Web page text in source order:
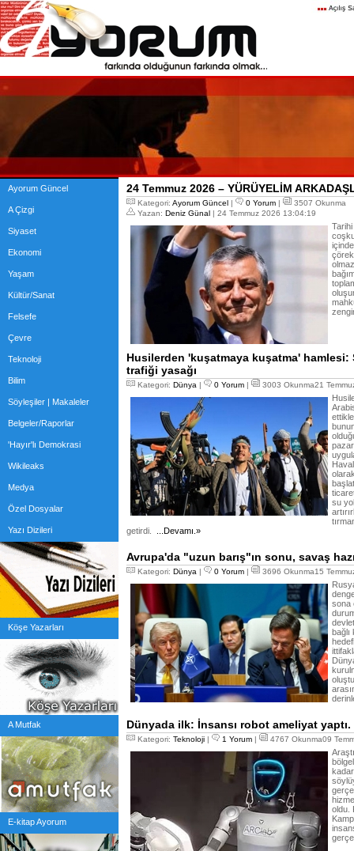
Ayorum Güncel
A Çizgi
Siyaset
Ekonomi
Yaşam
Kültür/Sanat
Felsefe
Çevre
Teknoloji
Bilim
Söyleşiler | Makaleler
Belgeler/Raporlar
'Hayır'lı Demokrasi
Wikileaks
Medya
Özel Dosyalar
Yazı Dizileri
Köşe Yazarları
A Mutfak
E-kitap Ayorum
24 Temmuz 2026 – YÜRÜYELİM
Kategori: Ayorum Güncel | 0 Yorum |
3507 Okunma
Yazan: Deniz Günal | 24 Temmuz 2026 13:04:19
Husilerden 'kuşatmaya kuşatma'
trafiği yasağı
Kategori: Dünya | 0 Yorum | 3003 Okunma21
su
getirdi.
...Devamı.»
Avrupa'da "uzun barış"ın sonu, savaş
Kategori: Dünya | 0 Yorum | 3696 Okunma15
sona
bağlı
Dünyada ilk: İnsansı robot ameliyat yaptı.
Kategori: Teknoloji | 1 Yorum | 4767 Okunma09
oldu.